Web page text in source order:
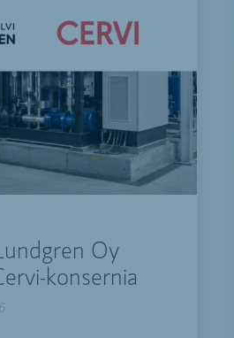
Oy
konsernia